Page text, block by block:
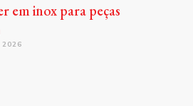
em inox para peças